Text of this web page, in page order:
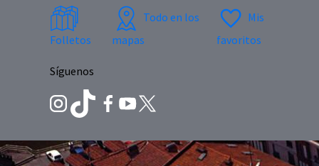
Folletos
Todo en los
mapas
Mis
favoritos
Síguenos